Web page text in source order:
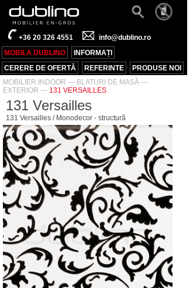
+36 20 326 4551
info@dublino.ro
MOBILA DUBLINO
INFORMAȚI
CERERE DE OFERTĂ
REFERINTE
PRODUSE NOI
MOBILIER INDOOR — BLATURI DE MASĂ —
EXTERIOR — 131 VERSAILLES
131 Versailles
131 Versailles / Monodecor - structură